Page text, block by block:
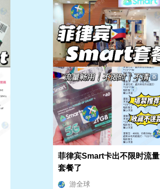
菲律宾Smart卡出不限时流量
套餐了
游全球